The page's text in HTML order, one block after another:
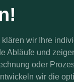
klären wir Ihre
Abläufe und
oder
wir die